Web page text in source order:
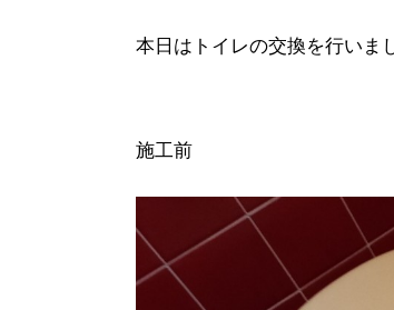
本日はトイレの交換を行いま
施工前